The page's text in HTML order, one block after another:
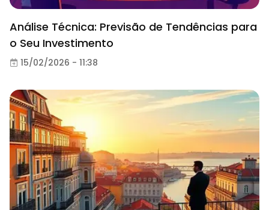
Análise Técnica: Previsão de Tendências para
o Seu Investimento
15/02/2026 - 11:38